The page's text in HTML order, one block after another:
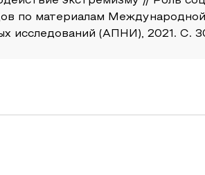
по материалам
исследований (АПНИ), 2021.